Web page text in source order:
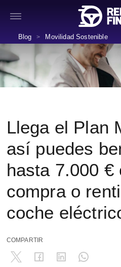
Blog > Movilidad Sostenible
Llega el Plan
así puedes
hasta 7.000 €
compra o
coche
COMPARTIR